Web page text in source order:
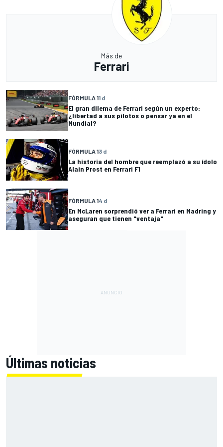
Más de
Ferrari
FÓRMULA 11 d
El gran dilema de Ferrari según un experto:
¿libertad a sus pilotos o pensar ya en el
Mundial?
FÓRMULA 13 d
La historia del hombre que reemplazó a su ídolo
Alain Prost en Ferrari F1
FÓRMULA 14 d
En McLaren sorprendió ver a Ferrari en Madring y
aseguran que tienen "ventaja"
Últimas noticias